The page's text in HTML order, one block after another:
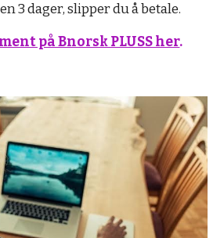
3 dager, slipper du å betale.
på Bnorsk PLUSS her.